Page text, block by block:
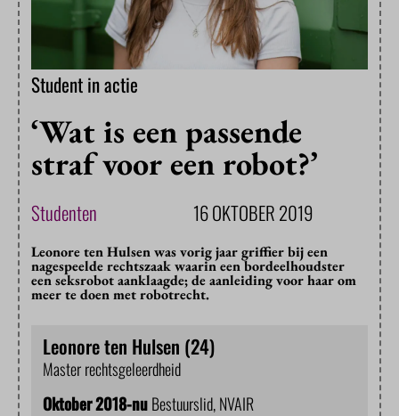
Student in actie
‘Wat is een passende
straf voor een robot?’
Studenten 16 OKTOBER 2019
Leonore ten Hulsen was vorig jaar griffier bij een
nagespeelde rechtszaak waarin een bordeelhoudster
een seksrobot aanklaagde; de aanleiding voor haar om
meer te doen met robotrecht.
Leonore ten Hulsen (24)
Master rechtsgeleerdheid
Oktober 2018-nuBestuurslid, NVAIR